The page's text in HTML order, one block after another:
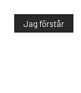
Jag förstår